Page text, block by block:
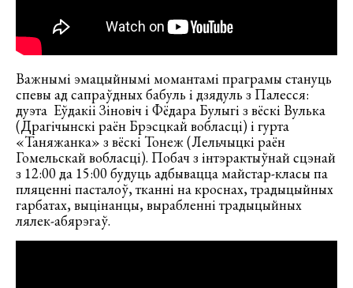
Важнымі эмацыйнымі момантамі праграмы стануць
спевы ад сапраўдных бабуль і дзядуль з Палесся:
дуэта Еўдакіі Зіновіч і Фёдара Булыгі з вёскі Вулька
(Драгічынскі раён Брэсцкай вобласці) і гурта
«Таняжанка» з вёскі Тонеж (Лельчыцкі раён
Гомельскай вобласці). Побач з інтэрактыўнай сцэнай
з 12:00 да 15:00 будуць адбывацца майстар-класы па
пляценні пасталоў, тканні на кроснах, традыцыйных
гарбатах, выцінанцы, вырабленні традыцыйных
лялек-абярэгаў.